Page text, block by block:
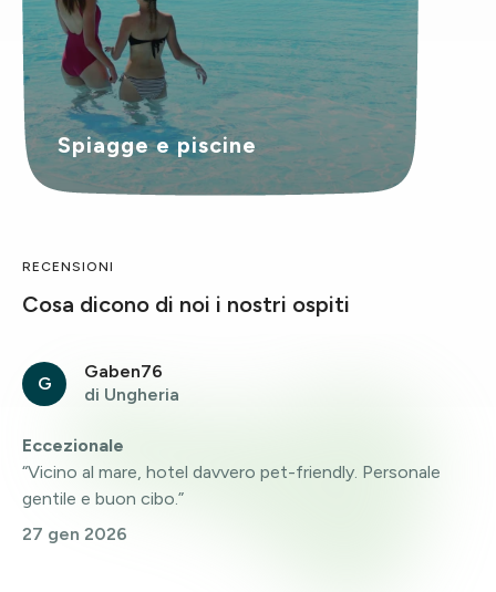
Spiagge e piscine
RECENSIONI
Cosa dicono di noi i nostri ospiti
G
Gaben76
di Ungheria
Eccezionale
“Vicino al mare, hotel davvero pet-friendly. Personale
gentile e buon cibo.”
27 gen 2026